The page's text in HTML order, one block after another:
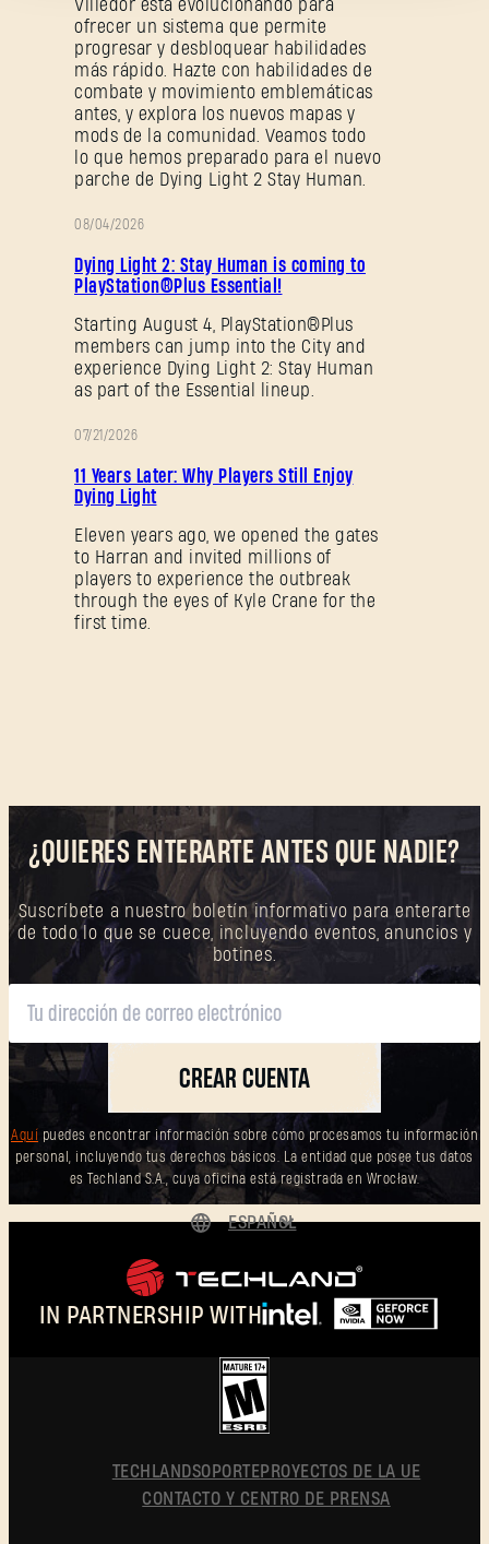
Villedor está evolucionando para
ofrecer un sistema que permite
progresar y desbloquear habilidades
más rápido. Hazte con habilidades de
combate y movimiento emblemáticas
antes, y explora los nuevos mapas y
mods de la comunidad. Veamos todo
lo que hemos preparado para el nuevo
parche de Dying Light 2 Stay Human.
08/04/2026
Dying Light 2: Stay Human is coming to
PlayStation®Plus Essential!
Starting August 4, PlayStation®Plus
members can jump into the City and
experience Dying Light 2: Stay Human
as part of the Essential lineup.
07/21/2026
11 Years Later: Why Players Still Enjoy
Dying Light
Eleven years ago, we opened the gates
to Harran and invited millions of
players to experience the outbreak
through the eyes of Kyle Crane for the
first time.
¿QUIERES ENTERARTE ANTES QUE NADIE?
Suscríbete a nuestro boletín informativo para enterarte
de todo lo que se cuece, incluyendo eventos, anuncios y
botines.
CREAR CUENTA
Aquí puedes encontrar información sobre cómo procesamos tu información
personal, incluyendo tus derechos básicos. La entidad que posee tus datos
es Techland S.A., cuya oficina está registrada en Wrocław.
IN PARTNERSHIP WITH
ESPAÑOL
POLSKI
简体中文
TECHLANDSOPORTEPROYECTOS DE LA UE
CONTACTO Y CENTRO DE PRENSA
¿Olvidaste la contraseña?
SUBMIT
¿Primera vez en Dying Light Outpost?
cuenta